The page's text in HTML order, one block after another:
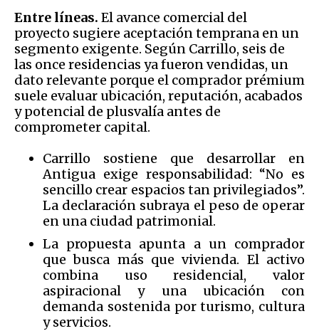
Entre líneas. El avance comercial del
proyecto sugiere aceptación temprana en un
segmento exigente. Según Carrillo, seis de
las once residencias ya fueron vendidas, un
dato relevante porque el comprador prémium
suele evaluar ubicación, reputación, acabados
y potencial de plusvalía antes de
comprometer capital.
Carrillo sostiene que desarrollar en
Antigua exige responsabilidad: “No es
sencillo crear espacios tan privilegiados”.
La declaración subraya el peso de operar
en una ciudad patrimonial.
La propuesta apunta a un comprador
que busca más que vivienda. El activo
combina uso residencial, valor
aspiracional y una ubicación con
demanda sostenida por turismo, cultura
y servicios.